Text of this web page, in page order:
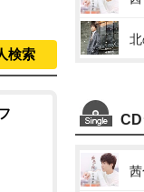
検索